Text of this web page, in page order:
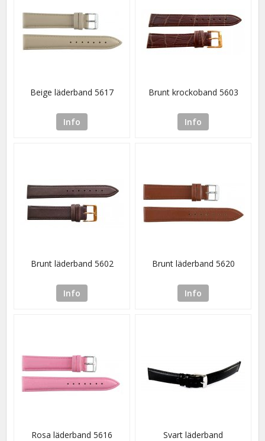
Beige läderband 5617
Info
Brunt krockoband 5603
Info
Brunt läderband 5602
Info
Brunt läderband 5620
Info
Rosa läderband 5616 Svart läderband